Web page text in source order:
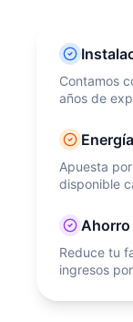
Contamos
años de
Apuesta
disponible
Reduce tu
ingresos